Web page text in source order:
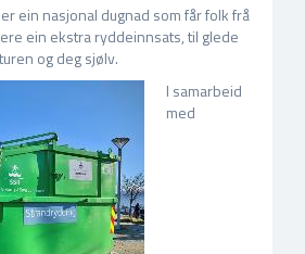
ein nasjonal dugnad som får folk frå
ein ekstra ryddeinnsats, til glede
og deg sjølv.
I samarbeid
med